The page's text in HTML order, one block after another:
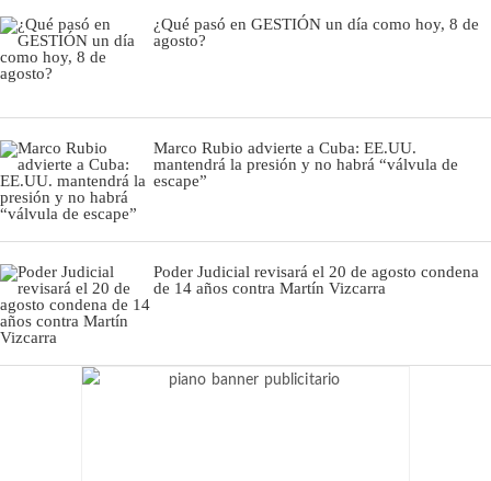
¿Qué pasó en GESTIÓN un día como hoy, 8 de
agosto?
Marco Rubio advierte a Cuba: EE.UU.
mantendrá la presión y no habrá “válvula de
escape”
Poder Judicial revisará el 20 de agosto condena
de 14 años contra Martín Vizcarra